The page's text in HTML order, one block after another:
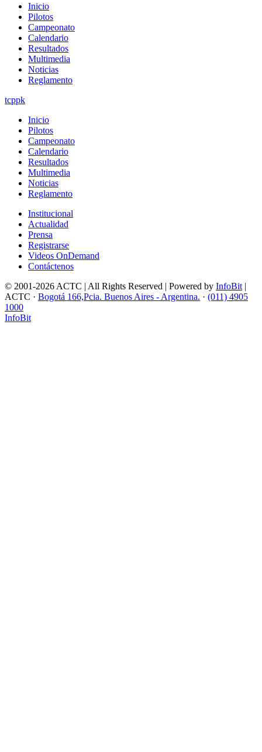
Inicio
Pilotos
Campeonato
Calendario
Resultados
Multimedia
Noticias
Reglamento
tcppk
Inicio
Pilotos
Campeonato
Calendario
Resultados
Multimedia
Noticias
Reglamento
Institucional
Actualidad
Prensa
Registrarse
Videos OnDemand
Contáctenos
© 2001-2026 ACTC | All Rights Reserved | Powered by InfoBit |
ACTC · Bogotá 166,Pcia. Buenos Aires - Argentina. · (011) 4905
1000
InfoBit